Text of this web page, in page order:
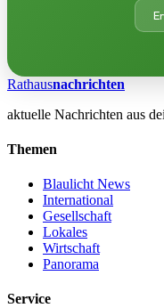
Rathausnachrichten
aktuelle Nachrichten aus
Themen
Blaulicht News
International
Gesellschaft
Lokales
Wirtschaft
Panorama
Service